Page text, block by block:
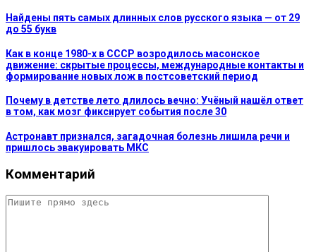
Найдены пять самых длинных слов русского языка — от 29
до 55 букв
Как в конце 1980-х в СССР возродилось масонское
движение: скрытые процессы, международные контакты и
формирование новых лож в постсоветский период
Почему в детстве лето длилось вечно: Учёный нашёл ответ
в том, как мозг фиксирует события после 30
Астронавт признался, загадочная болезнь лишила речи и
пришлось эвакуировать МКС
Комментарий